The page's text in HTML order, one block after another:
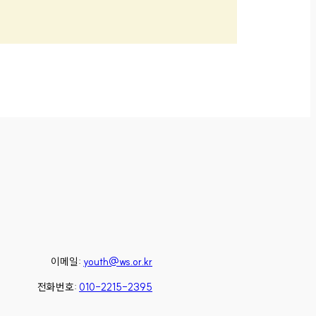
이메일: youth@ws.or.kr
전화번호: 010-2215-2395